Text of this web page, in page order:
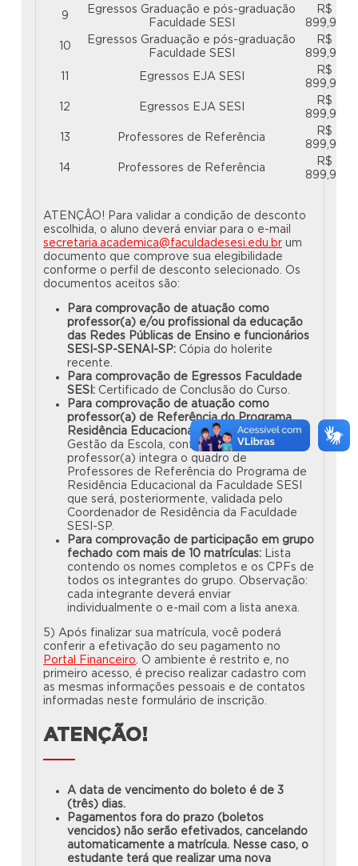
9
Egressos Graduação e pós-graduação
Faculdade SESI
R$
899,99
10
Egressos Graduação e pós-graduação
Faculdade SESI
R$
899,99
Egressos EJA SESI
R$
899,99
12 Egressos EJA SESI
R$
899,99
13 Professores de Referência
R$
899,99
14 Professores de Referência
R$
899,99
ATENÇÂO! Para validar a condição de desconto
escolhida, o aluno deverá enviar para o e-mail
secretaria.academica@faculdadesesi.edu.br um
documento que comprove sua elegibilidade
conforme o perfil de desconto selecionado. Os
documentos aceitos são:
Para comprovação de atuação como
professor(a) e/ou profissional da educação
das Redes Públicas de Ensino e funcionários
SESI-SP-SENAI-SP: Cópia do holerite
recente.
Para comprovação de Egressos Faculdade
SESI: Certificado de Conclusão do Curso.
Para comprovação de atuação como
professor(a) de Referência do Programa
Residência Educacional:
Carta emitida pela
Gestão da Escola, confirmando que o(a)
professor(a) integra o quadro de
Professores de Referência do Programa de
Residência Educacional da Faculdade SESI
que será, posteriormente, validada pelo
Coordenador de Residência da Faculdade
SESI-SP.
Para comprovação de participação em grupo
fechado com mais de 10 matrículas: Lista
contendo os nomes completos e os CPFs de
todos os integrantes do grupo. Observação:
cada integrante deverá enviar
individualmente o e-mail com a lista anexa.
5) Após finalizar sua matrícula, você poderá
conferir a efetivação do seu pagamento no
Portal Financeiro. O ambiente é restrito e, no
primeiro acesso, é preciso realizar cadastro com
as mesmas informações pessoais e de contatos
informadas neste formulário de inscrição.
ATENÇÃO!
A data de vencimento do boleto é de 3
(três) dias.
Pagamentos fora do prazo (boletos
vencidos) não serão efetivados, cancelando
automaticamente a matrícula. Nesse caso, o
estudante terá que realizar uma nova